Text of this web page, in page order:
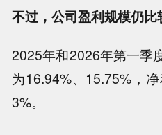
不过，公司盈利规模仍比
2025年和2026年第一季
为16.94%、15.75%，
3%。